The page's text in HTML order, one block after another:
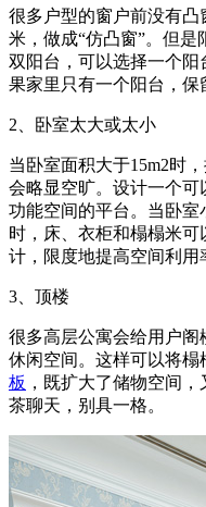
很多户型的窗户前没有
米，做成“仿凸窗”。但
双阳台，可以选择一个
果家里只有一个阳台，保
2、卧室太大或太小
当卧室面积大于15m2时，
会略显空旷。设计一个
功能空间的平台。当卧室
时，床、衣柜和榻榻米
计，限度地提高空间利用
3、顶楼
很多高层公寓会给用户
休闲空间。这样可以将
板 ，既扩大了储物空间
茶聊天，别具一格。